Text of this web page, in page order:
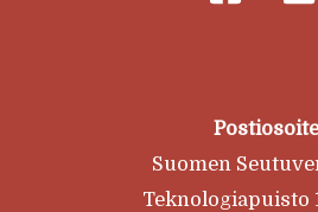
Postiosoite
Suomen
Teknologiapuisto